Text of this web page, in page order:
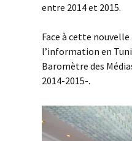
entre 2014 et 2015.
Face à cette
l’information en
Baromètre des
2014-2015-.